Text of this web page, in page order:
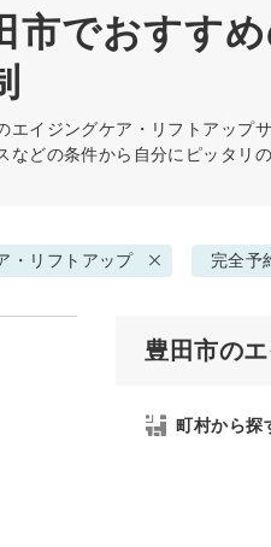
市でおすす
エイジングケア・リフトアップ
などの条件から自分にピッタリ
・リフトアップ 完全予
豊田市の
町村から探